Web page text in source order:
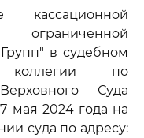
кассационной
в судебном
коллегии по
Суда
мая 2024 года на
суда по адресу: